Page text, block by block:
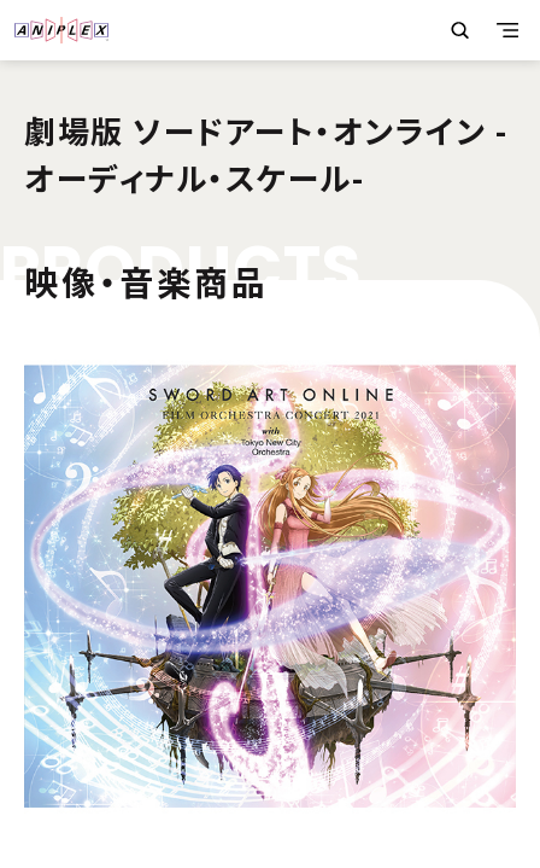
劇場版 ソードアート・オンライン -
オーディナル・スケール-
PRODUC
映像・音楽商品